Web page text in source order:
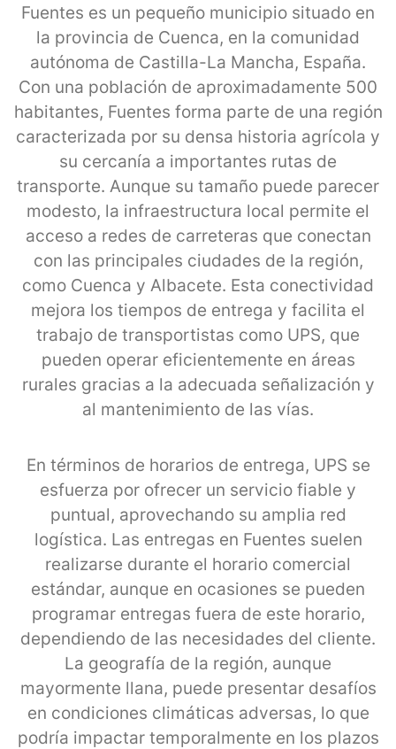
Fuentes es un pequeño municipio situado en
la provincia de Cuenca, en la comunidad
autónoma de Castilla-La Mancha, España.
Con una población de aproximadamente 500
habitantes, Fuentes forma parte de una región
caracterizada por su densa historia agrícola y
su cercanía a importantes rutas de
transporte. Aunque su tamaño puede parecer
modesto, la infraestructura local permite el
acceso a redes de carreteras que conectan
con las principales ciudades de la región,
como Cuenca y Albacete. Esta conectividad
mejora los tiempos de entrega y facilita el
trabajo de transportistas como UPS, que
pueden operar eficientemente en áreas
rurales gracias a la adecuada señalización y
al mantenimiento de las vías.
En términos de horarios de entrega, UPS se
esfuerza por ofrecer un servicio fiable y
puntual, aprovechando su amplia red
logística. Las entregas en Fuentes suelen
realizarse durante el horario comercial
estándar, aunque en ocasiones se pueden
programar entregas fuera de este horario,
dependiendo de las necesidades del cliente.
La geografía de la región, aunque
mayormente llana, puede presentar desafíos
en condiciones climáticas adversas, lo que
podría impactar temporalmente en los plazos